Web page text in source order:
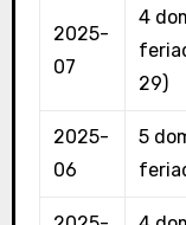
2025-
07
4
29)
2025-
06
5